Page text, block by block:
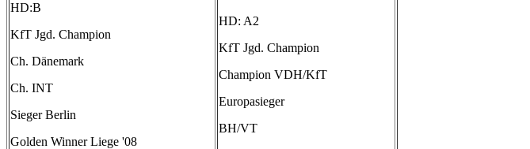
HD:B
KfT Jgd. Champion
Ch. Dänemark
Ch. INT
Sieger Berlin
Golden Winner Liege '08
HD: A2
KfT Jgd. Champion
Champion VDH/KfT
Europasieger
BH/VT